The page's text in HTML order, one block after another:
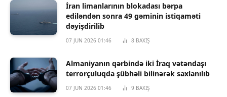
İran limanlarının blokadası bərpa
ediləndən sonra 49 gəminin istiqaməti
dəyişdirilib
07 JUN 2026 01:46 8 BAXIŞ
Almaniyanın qərbində iki İraq vətəndaşı
terrorçuluqda şübhəli bilinərək saxlanılıb
07 JUN 2026 01:46 9 BAXIŞ